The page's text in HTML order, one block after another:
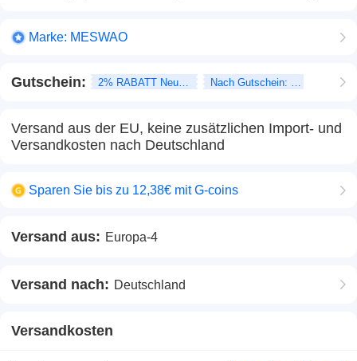
verstellbarer Ständer
Marke: MESWAO
Gutschein:
Versand aus der EU, keine zusätzlichen Import- und
Versandkosten nach Deutschland
Sparen Sie bis zu 12,38€ mit G-coins
Versand aus: Europa-4
Versand nach: Deutschland
Versandkosten